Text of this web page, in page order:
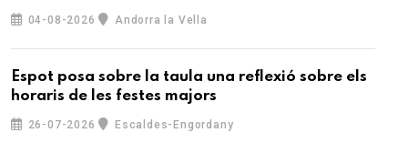
04-08-2026 Andorra la Vella
Espot posa sobre la taula una reflexió sobre els
horaris de les festes majors
26-07-2026 Escaldes-Engordany